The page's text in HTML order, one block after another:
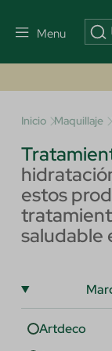
Menu
Inicio Maquillaje
estos
saludable
Artdeco